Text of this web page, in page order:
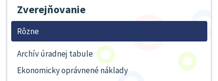
Zverejňovanie
Rôzne
Archív úradnej tabule
Ekonomicky oprávnené náklady